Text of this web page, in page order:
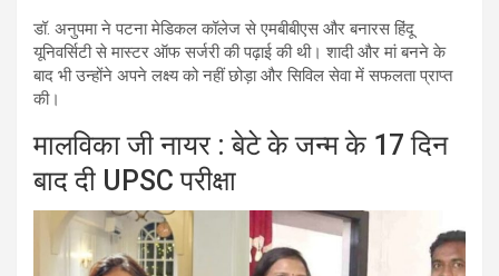
डॉ. अनुपमा ने पटना मेडिकल कॉलेज से एमबीबीएस और बनारस हिंदू
यूनिवर्सिटी से मास्टर ऑफ सर्जरी की पढ़ाई की थी। शादी और मां बनने के
बाद भी उन्होंने अपने लक्ष्य को नहीं छोड़ा और सिविल सेवा में सफलता प्राप्त
की।
मालविका जी नायर : बेटे के जन्म के 17 दिन
बाद दी UPSC परीक्षा